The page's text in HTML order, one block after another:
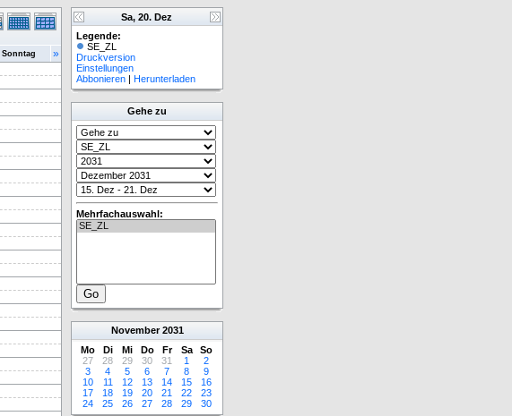
Sonntag »
Sa, 20. Dez
Legende:
SE_ZL
Druckversion
Einstellungen
Abbonieren | Herunterladen
Gehe zu
Mehrfachauswahl:
November 2031
Mo
Di Mi Do Fr Sa
So
27
28 29 30 31 1
2
3
4 5 6 7 8
9
10
11 12 13 14 15
16
17
18 19 20 21 22
23
24
25 26 27 28 29 30